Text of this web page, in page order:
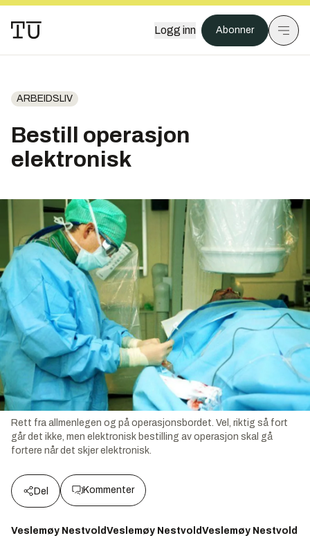
Logg inn Abonner
ARBEIDSLIV
Bestill operasjon
elektronisk
Rett fra allmenlegen og på operasjonsbordet. Vel, riktig så fort
går det ikke, men elektronisk bestilling av operasjon skal gå
fortere når det skjer elektronisk.
Del Kommenter
Veslemøy NestvoldVeslemøy NestvoldVeslemøy Nestvold